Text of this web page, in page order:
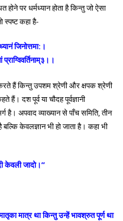
पर धर्मध्यान होता है किन्तु जो ऐसा
स्पष्ट कहा है-
जिनोत्तमा:।
हैं किन्तु उपशम श्रेणी और क्षपक श्रेणी
दश पूर्व या चौदह पूर्वज्ञानी
है। अपवाद व्याख्यान से पाँच समिति, तीन
केवलज्ञान भी हो जाता है। कहा भी
केवली जादो।’’
मात्र था किन्तु उन्हें भावश्रुत पूर्ण था